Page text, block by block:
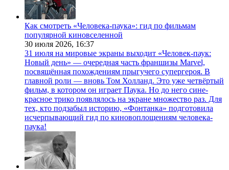
Как смотреть «Человека-паука»: гид по фильмам
популярной киновселенной
30 июля 2026, 16:37
31 июля на мировые экраны выходит «Человек-паук:
Новый день» — очередная часть франшизы Marvel,
посвящённая похождениям прыгучего супергероя. В
главной роли — вновь Том Холланд. Это уже четвёртый
фильм, в котором он играет Паука. Но до него сине-
красное трико появлялось на экране множество раз. Для
тех, кто подзабыл историю, «Фонтанка» подготовила
исчерпывающий гид по киновоплощениям человека-
паука!